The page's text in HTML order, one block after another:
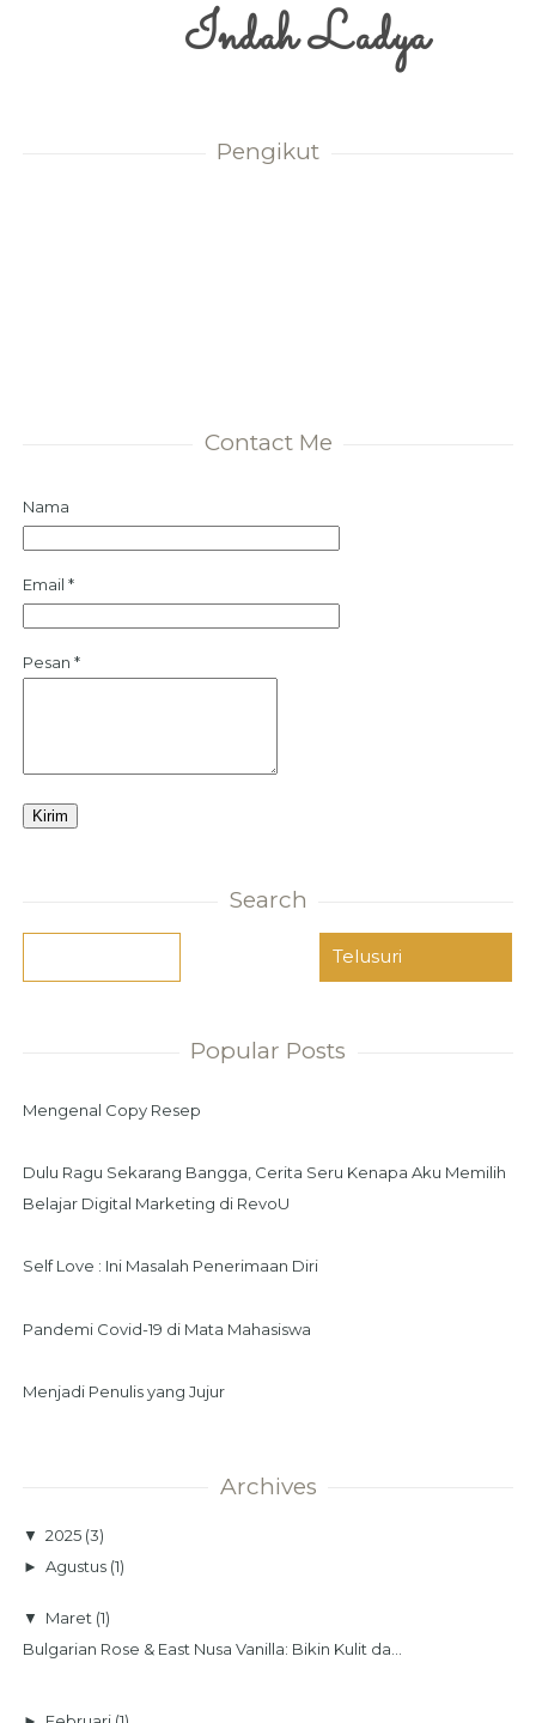
Indah Ladya
Pengikut
Contact Me
Nama
Email*
Pesan*
Search
Popular Posts
Mengenal Copy Resep
Dulu Ragu Sekarang Bangga, Cerita Seru Kenapa Aku Memilih
Belajar Digital Marketing di RevoU
Self Love : Ini Masalah Penerimaan Diri
Pandemi Covid-19 di Mata Mahasiswa
Menjadi Penulis yang Jujur
Archives
▼2025 (3)
►Agustus (1)
▼ Maret (1)
Bulgarian Rose & East Nusa Vanilla: Bikin Kulit da...